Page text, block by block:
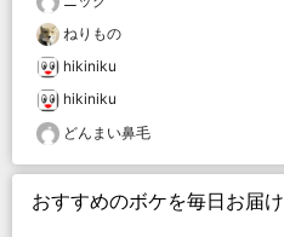
ねりもの
hikiniku
hikiniku
どんまい鼻毛
おすすめのボケを毎日お届け